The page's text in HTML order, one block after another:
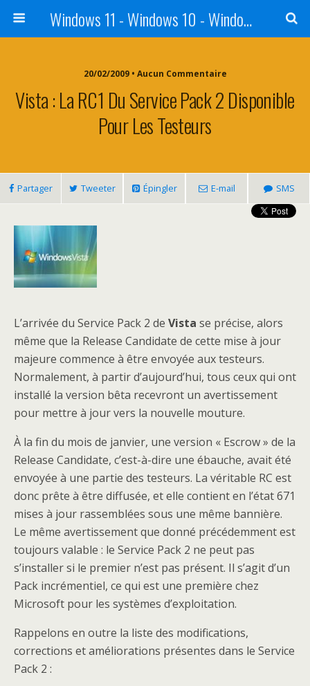
Windows 11 - Windows 10 - Windows 8 - Windows 7 - VISTA
20/02/2009 • Aucun Commentaire
Vista : La RC1 Du Service Pack 2 Disponible
Pour Les Testeurs
Partager Tweeter Épingler E-mail SMS
L’arrivée du Service Pack 2 de Vista se précise, alors
même que la Release Candidate de cette mise à jour
majeure commence à être envoyée aux testeurs.
Normalement, à partir d’aujourd’hui, tous ceux qui ont
installé la version bêta recevront un avertissement
pour mettre à jour vers la nouvelle mouture.
À la fin du mois de janvier, une version « Escrow » de la
Release Candidate, c’est-à-dire une ébauche, avait été
envoyée à une partie des testeurs. La véritable RC est
donc prête à être diffusée, et elle contient en l’état 671
mises à jour rassemblées sous une même bannière.
Le même avertissement que donné précédemment est
toujours valable : le Service Pack 2 ne peut pas
s’installer si le premier n’est pas présent. Il s’agit d’un
Pack incrémentiel, ce qui est une première chez
Microsoft pour les systèmes d’exploitation.
Rappelons en outre la liste des modifications,
corrections et améliorations présentes dans le Service
Pack 2 :